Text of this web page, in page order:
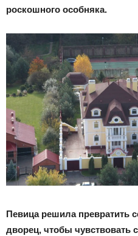
роскошного особняка.
Певица решила превратить
дворец, чтобы чувствовать